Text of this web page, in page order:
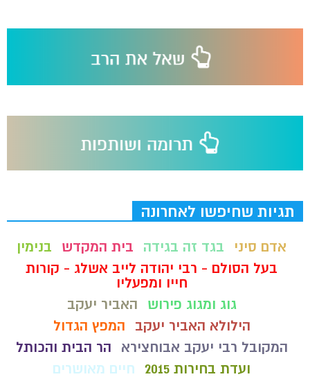
תגיות שחיפשו לאחרונה
אדם סיני בגד זה בגידה בית המקדש
בנימין
בעל הסולם - רבי יהודה לייב אשלג - קורות
חייו ומפעליו
גוג ומגוג פירוש
האביר יעקב
הילולא האביר יעקב
המפץ הגדול
המקובל רבי יעקב אבוחצירא
הר הבית והכותל
ועדת בחירות 2015
חיים מאושרים